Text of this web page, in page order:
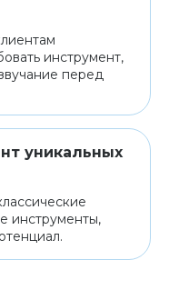
инструмент,
перед
уникальных
инструменты,